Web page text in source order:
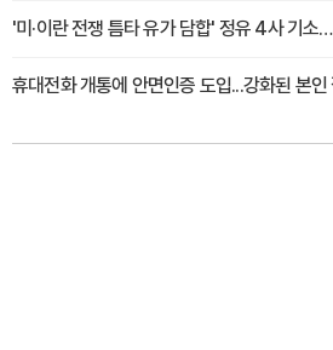
'미·이란 전쟁 틈타 유가 담합' 정유 4사 기소
휴대전화 개통에 안면인증 도입...강화된 본